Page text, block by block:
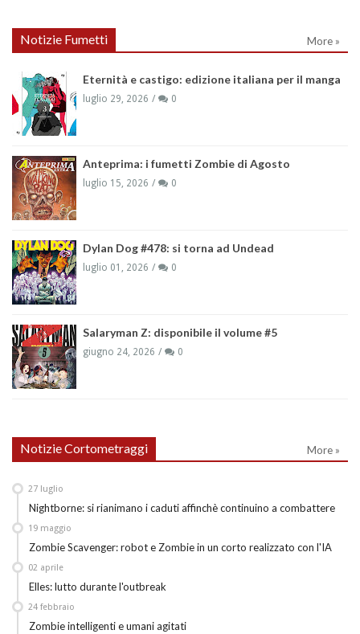
Notizie Fumetti More »
Eternità e castigo: edizione italiana per il manga
luglio 29, 2026 0
Anteprima: i fumetti Zombie di Agosto
luglio 15, 2026 0
Dylan Dog #478: si torna ad Undead
luglio 01, 2026 0
Salaryman Z: disponibile il volume #5
giugno 24, 2026 0
Notizie Cortometraggi More »
Nightborne: si rianimano i caduti affinchè continuino a combattere
27 luglio
Zombie Scavenger: robot e Zombie in un corto realizzato con l'IA
19 maggio
Elles: lutto durante l'outbreak
02 aprile
Zombie intelligenti e umani agitati
24 febbraio